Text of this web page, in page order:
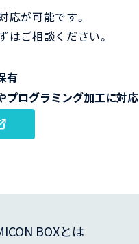
応が可能です。
はご相談ください。
有
プログラミング加工に対応
BOXとは